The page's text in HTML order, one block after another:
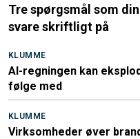
Tre spørgsmål som
svare skriftligt på
KLUMME
AI-regningen kan
følge med
KLUMME
Virksomheder øver